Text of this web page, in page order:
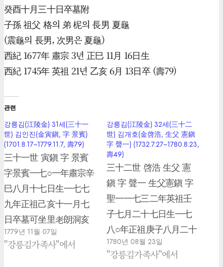
癸酉十月三十日卒墓附
子孫 祖父 格의 弟 柅의 長男 夏龜
(震龜의 長男, 次男은 夏龜)
西紀 1677年 肅宗 3년 正巳 11月 16日生
西紀 1745年 英祖 21년 乙亥 6月 13日卒 (壽79)
관련
강릉김(江陵金) 31세(三十一
世) 김인진(金寅鎭, 字 景賓)
(1701.8.17~1779.11.7, 壽79)
三十一世 寅鎭 字 景賓
字景賓一七○一年肅宗辛
巳八月十七日生一七七
九年正祖己亥十一月七
日卒墓可坐里老朗洞亥
坐墓表曾孫生員秉轍撰
配三陟沈氏父必行祖護
1779년 11월 07일
"강릉김가족사"에서
강릉김(江陵金) 32세(三十二
世) 김개호(金啓浩, 生父 憲鎭
字 聲一) (1732.7.27~1780.8.23,
壽49)
三十二世 啓浩 生父 憲
鎭 字 聲一 生父憲鎭 字
聖一一七三二年英祖壬
子七月二十七日生一七
八○年正祖庚子八月二十
三日卒묘可坐里平章洞
亥坐墓表孫生員秉轍撰
1780년 08월 23일
"강릉김가족사"에서